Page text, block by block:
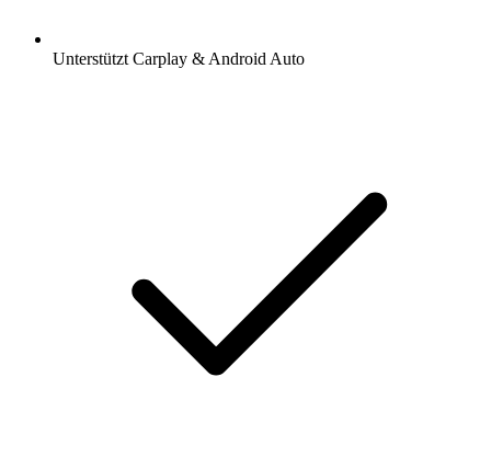
Unterstützt Carplay & Android Auto